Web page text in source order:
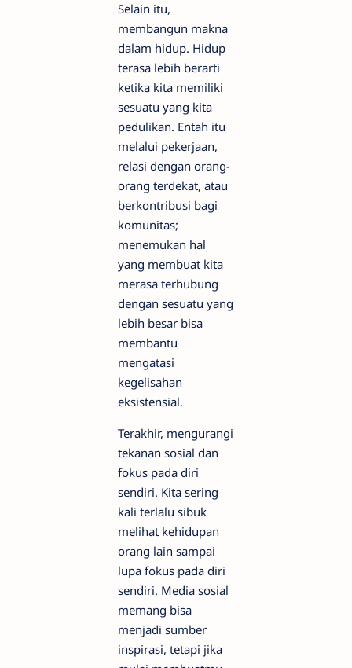
Selain itu,
membangun makna
dalam hidup. Hidup
terasa lebih berarti
ketika kita memiliki
sesuatu yang kita
pedulikan. Entah itu
melalui pekerjaan,
relasi dengan orang-
orang terdekat, atau
berkontribusi bagi
komunitas;
menemukan hal
yang membuat kita
merasa terhubung
dengan sesuatu yang
lebih besar bisa
membantu
mengatasi
kegelisahan
eksistensial.
Terakhir, mengurangi
tekanan sosial dan
fokus pada diri
sendiri. Kita sering
kali terlalu sibuk
melihat kehidupan
orang lain sampai
lupa fokus pada diri
sendiri. Media sosial
memang bisa
menjadi sumber
inspirasi, tetapi jika